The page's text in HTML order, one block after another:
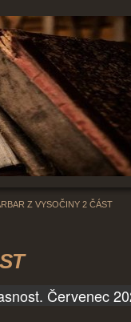
Z VYSOČINY 2 ČÁST
Červenec